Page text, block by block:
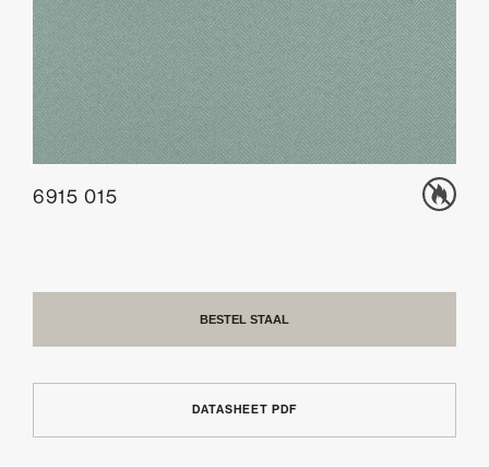
6915 015
BESTEL STAAL
DATASHEET PDF